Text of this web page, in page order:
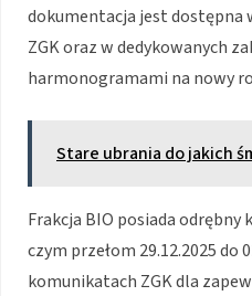
dokumentacja jest dostępna
ZGK oraz w dedykowanych
harmonogramami na nowy
Stare ubrania do jakich
Frakcja BIO posiada
czym przełom 29.12.2025 do
komunikatach ZGK dla